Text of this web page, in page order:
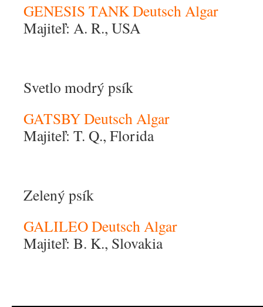
GENESIS TANK Deutsch Algar
Majiteľ: A. R., USA
Svetlo modrý psík
GATSBY Deutsch Algar
Majiteľ: T. Q., Florida
Zelený psík
GALILEO Deutsch Algar
Majiteľ: B. K., Slovakia